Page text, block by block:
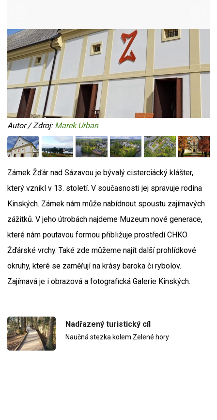
Autor / Zdroj: Marek Urban
Zámek Žďár nad Sázavou je bývalý cisterciácký klášter,
který vznikl v 13. století. V současnosti jej spravuje rodina
Kinských. Zámek nám může nabídnout spoustu zajímavých
zážitků. V jeho útrobách najdeme Muzeum nové generace,
které nám poutavou formou přibližuje prostředí CHKO
Žďárské vrchy. Také zde můžeme najít další prohlídkové
okruhy, které se zaměřují na krásy baroka či rybolov.
Zajímavá je i obrazová a fotografická Galerie Kinských.
Nadřazený turistický cíl
Naučná stezka kolem Zelené hory